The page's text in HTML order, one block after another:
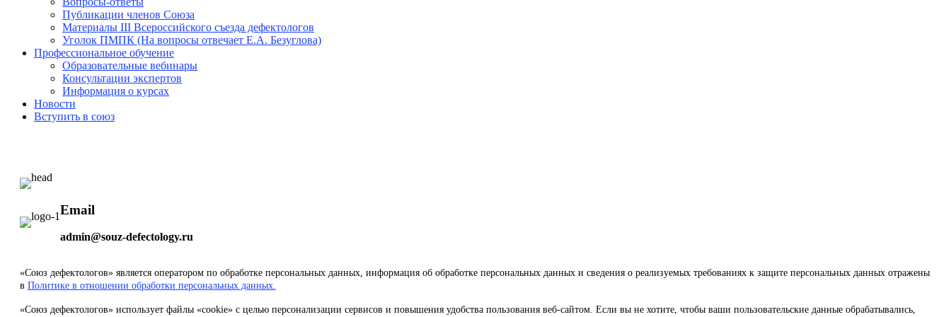
Публикации членов Союза
Материалы III Всероссийского съезда дефектологов
Уголок ПМПК (На вопросы отвечает Е.А. Безуглова)
Профессиональное обучение
Образовательные вебинары
Консультации экспертов
Информация о курсах
Новости
Вступить в союз
Email
admin@souz-defectology.ru
«Союз дефектологов» является оператором по обработке персональных данных, информация об обработке персональных данных и сведения о реализуемых требованиях к защите персональных данных отражены
в Политике в отношении обработки персональных данных.
«Союз дефектологов» использует файлы «cookie» с целью персонализации сервисов и повышения удобства пользования веб-сайтом. Если вы не хотите, чтобы ваши пользовательские данные обрабатывались,